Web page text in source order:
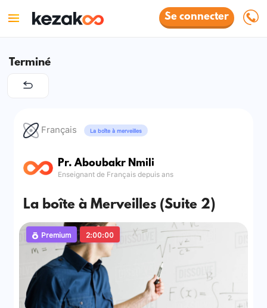
Se connecter
Terminé
Français La boîte à merveilles
Pr. Aboubakr Nmili
Enseignant de Français depuis ans
La boîte à Merveilles (Suite 2)
Premium 2:00:00